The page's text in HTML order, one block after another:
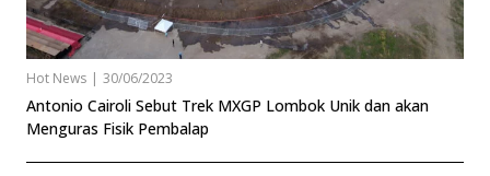
Hot News | 30/06/2023
Antonio Cairoli Sebut Trek MXGP Lombok Unik dan akan
Menguras Fisik Pembalap